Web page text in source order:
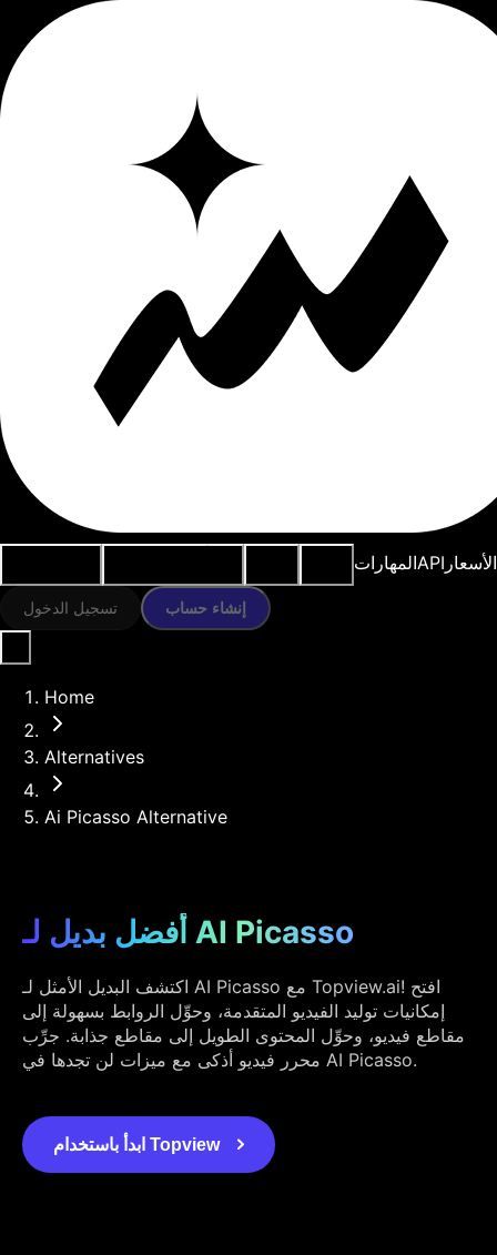
المهاراتAPI الأسعار
تسجيل الدخول إنشاء حساب
Home
Alternatives
Ai Picasso Alternative
أفضل بديل لـ AI Picasso
اكتشف البديل الأمثل لـ AI Picasso مع Topview.ai! افتح
إمكانيات توليد الفيديو المتقدمة، وحوِّل الروابط بسهولة إلى
مقاطع فيديو، وحوِّل المحتوى الطويل إلى مقاطع جذابة. جرِّب
محرر فيديو أذكى مع ميزات لن تجدها في AI Picasso.
ابدأ باستخدام Topview